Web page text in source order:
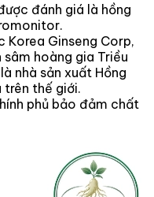
đánh giá là hồng
Korea Ginseng Corp,
hoàng gia Triều
nhà sản xuất Hồng
trên thế giới.
phủ bảo đảm chất